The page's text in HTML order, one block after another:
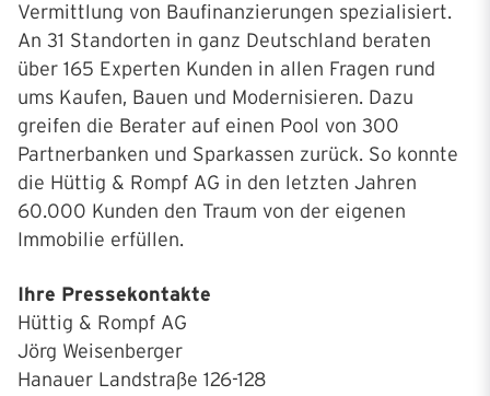
Vermittlung von Baufinanzierungen spezialisiert.
An 31 Standorten in ganz Deutschland beraten
über 165 Experten Kunden in allen Fragen rund
ums Kaufen, Bauen und Modernisieren. Dazu
greifen die Berater auf einen Pool von 300
Partnerbanken und Sparkassen zurück. So konnte
die Hüttig & Rompf AG in den letzten Jahren
60.000 Kunden den Traum von der eigenen
Immobilie erfüllen.
Ihre Pressekontakte
Hüttig & Rompf AG
Jörg Weisenberger
Hanauer Landstraße 126-128